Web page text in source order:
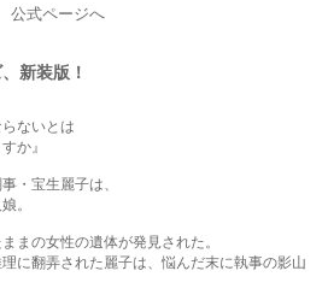
公式ページへ
新装版！
ないとは
か』
・宝生麗子は、
。
まの女性の遺体が発見された。
に翻弄された麗子は、悩んだ末に執事の影山